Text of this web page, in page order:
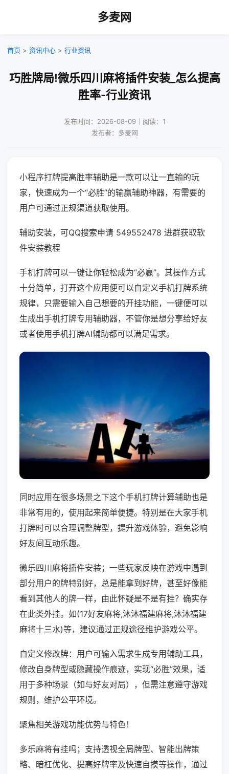
多麦网
首页 > 资讯中心 > 行业资讯
巧胜牌局!微乐四川麻将插件安装_怎么提高
胜率-行业资讯
发布时间：2026-08-09｜阅读：1
发布者：多麦网
小程序打牌提高胜率辅助是一款可以让一直输的玩
家，快速成为一个“必胜”的输赢辅助神器，有需要的
用户可通过正规渠道获取使用。
辅助安装，可QQ搜索申请 549552478 进群获取软
件安装教程
手机打牌可以一键让你轻松成为“必赢”。其操作方式
十分简单，打开这个应用便可以自定义手机打牌系统
规律，只需要输入自己想要的开挂功能，一键便可以
生成出手机打牌专用辅助器，不管你是想分享给好友
或者使用手机打牌AI辅助都可以满足需求。
同时应用在很多场景之下这个手机打牌计算辅助也是
非常有用的，使用起来简单便捷。特别是在大家手机
打牌时可以合理调整牌型，提升游戏体验，避免影响
好友间互动乐趣。
微乐四川麻将插件安装；一些玩家反映在游戏中遇到
部分用户的牌特别好，总是能拿到好牌，甚至好像能
看到其他人的牌一样，由此怀疑是不是有挂？确实存
在此类外挂。如(17好友麻将,沐沐福建麻将,沐沐福建
麻将十三水)等，建议通过正规途径维护游戏公平。
自定义修改牌：用户可输入需求生成专用辅助工具，
修改自身牌型或隐藏操作痕迹，实现“必胜”效果，适
用于多种场景（如与好友对局），但需注意遵守游戏
规则，维护公平环境。
聚焦相关游戏功能优势与特色！
多乐麻将有挂吗；支持透视全局牌型、智能出牌策
略、暗杠优化、提高好牌率及快速自摸等操作，通过